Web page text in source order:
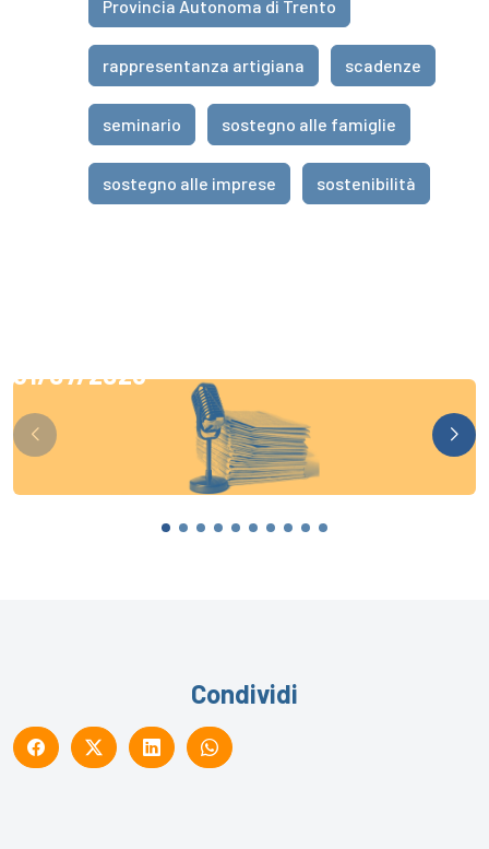
Provincia Autonoma di Trento
rappresentanza artigiana scadenze
seminario sostegno alle famiglie
sostegno alle imprese sostenibilità
31/07/2026
Condividi